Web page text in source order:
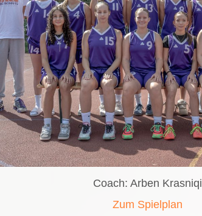
Coach: Arben Krasniqi
Zum Spielplan